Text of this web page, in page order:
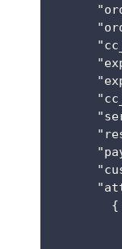
        {